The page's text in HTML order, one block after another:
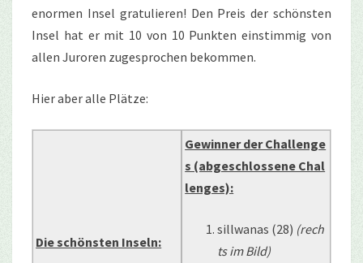
enormen Insel gratulieren! Den Preis der schönsten
Insel hat er mit 10 von 10 Punkten einstimmig von
allen Juroren zugesprochen bekommen.
Hier aber alle Plätze:
Die schönsten Inseln:
Gewinner der Challenge
s (abgeschlossene Chal
lenges):
sillwanas (28) (rech
ts im Bild)